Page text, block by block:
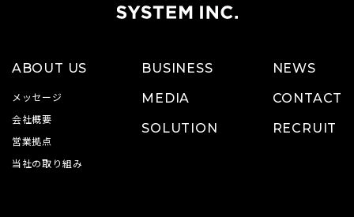
ABOUT US
メッセージ
会社概要
営業拠点
当社の取り組み
BUSINESS
MEDIA
SOLUTION
NEWS
CONTACT
RECRUIT